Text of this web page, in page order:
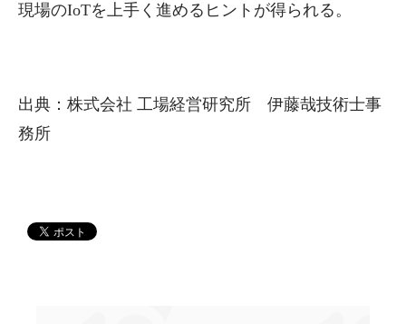
現場のIoTを上手く進めるヒントが得られる。
出典：株式会社 工場経営研究所 伊藤哉技術士事
務所